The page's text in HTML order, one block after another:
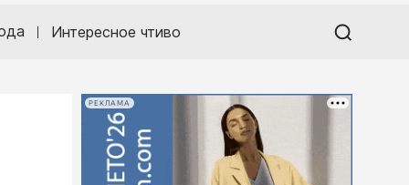
Интересное чтиво
РЕКЛАМА